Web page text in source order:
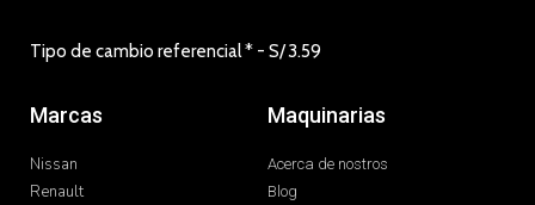
Tipo de cambio referencial * - S/3.59
Marcas
Nissan
Renault
Maquinarias
Acerca de nostros
Blog